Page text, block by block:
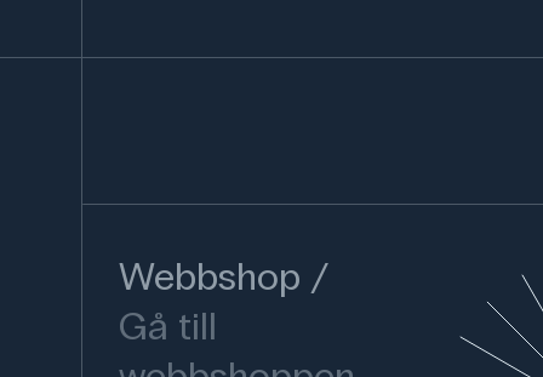
Webbshop
Gå till